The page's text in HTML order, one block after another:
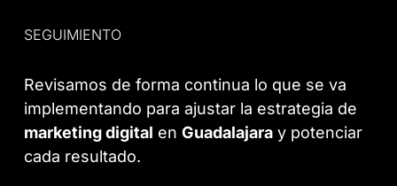
SEGUIMIENTO
Revisamos de forma continua lo que se va
implementando para ajustar la estrategia de
marketing digital enGuadalajara y potenciar
cada resultado.